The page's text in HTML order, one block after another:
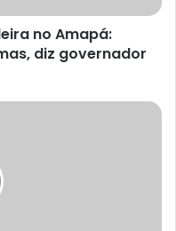
no Amapá:
diz governador